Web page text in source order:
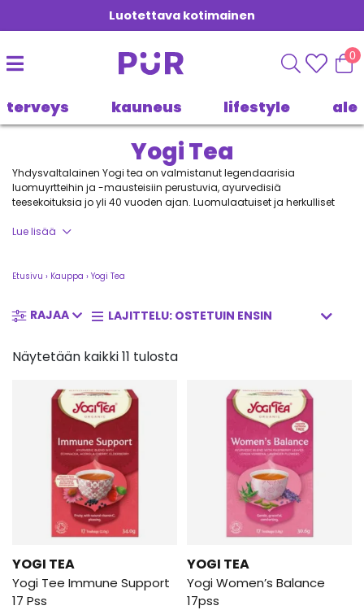
Luotettava kotimainen
0
terveys kauneus lifestyle ale
Yogi Tea
Yhdysvaltalainen Yogi tea on valmistanut legendaarisia
luomuyrtteihin ja -mausteisiin perustuvia, ayurvedisiä
teesekoituksia jo yli 40 vuoden ajan. Luomulaatuiset ja herkulliset
ja elinvoimaa edistävät yrtti- ja maustesekoitukset muodostavat
Lue lisää
Etusivu › Kauppa › Yogi Tea
RAJAA
Näytetään kaikki 11 tulosta
YOGI TEA
Yogi Tee Immune Support
17 Pss
YOGI TEA
Yogi Women’s Balance
17pss